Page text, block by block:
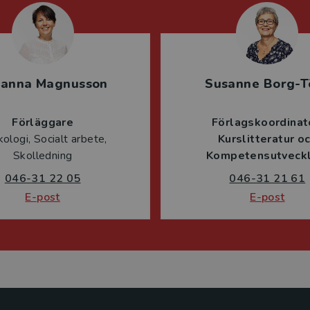
Magnusson
Förläggare
Socialt arbete,
Skolledning
046-31 22 05
E-post
Susanne Borg-
Kurslitteratur
046-31 21 61
E-post